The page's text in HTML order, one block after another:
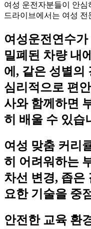
여성 운전자분들이 안
드라이브에서는 여성
여성운전연수
밀폐된 차량 내
에, 같은 성별의
심리적으로 편
사와 함께하면
히 배울 수 있습
여성 맞춤 커리
히 어려워하는
차선 변경, 좁은
요한 기술을 중
안전한 교육 환